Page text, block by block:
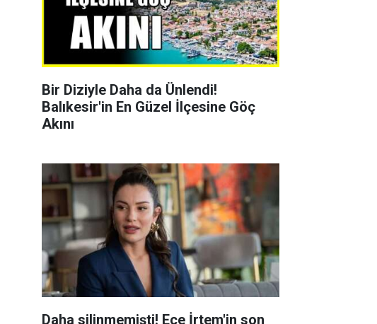
Bir Diziyle Daha da Ünlendi!
Balıkesir'in En Güzel İlçesine Göç
Akını
Daha silinmemişti! Ece İrtem'in son